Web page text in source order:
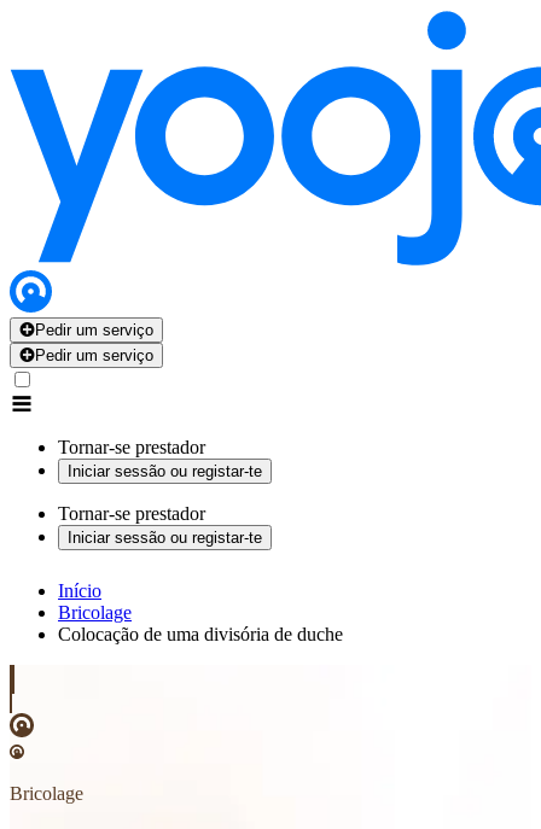
Pedir um serviço
Pedir um serviço
Tornar-se prestador
Iniciar sessão ou registar-te
Tornar-se prestador
Iniciar sessão ou registar-te
Início
Bricolage
Colocação de uma divisória de duche
Bricolage